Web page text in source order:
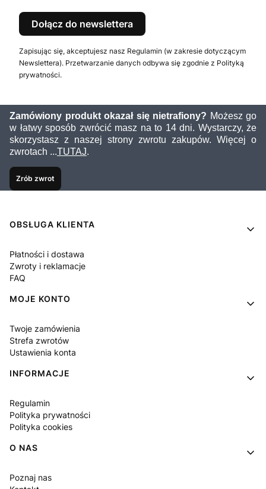
Dołącz do newslettera
Zapisując się, akceptujesz nasz Regulamin (w zakresie dotyczącym
Newslettera). Przetwarzanie danych odbywa się zgodnie z Polityką
prywatności.
Zamówiony produkt okazał się nietrafiony? Możesz go
w łatwy sposób zwrócić masz na to 14 dni. Wystarczy, że
skorzystasz z naszej strony zwrotu zakupów. Więcej o
zwrotach ...TUTAJ.
Zrób zwrot
Linki w stopce
OBSŁUGA KLIENTA
Płatności i dostawa
Zwroty i reklamacje
FAQ
MOJE KONTO
Twoje zamówienia
Strefa zwrotów
Ustawienia konta
INFORMACJE
Regulamin
Polityka prywatności
Polityka cookies
O NAS
Poznaj nas